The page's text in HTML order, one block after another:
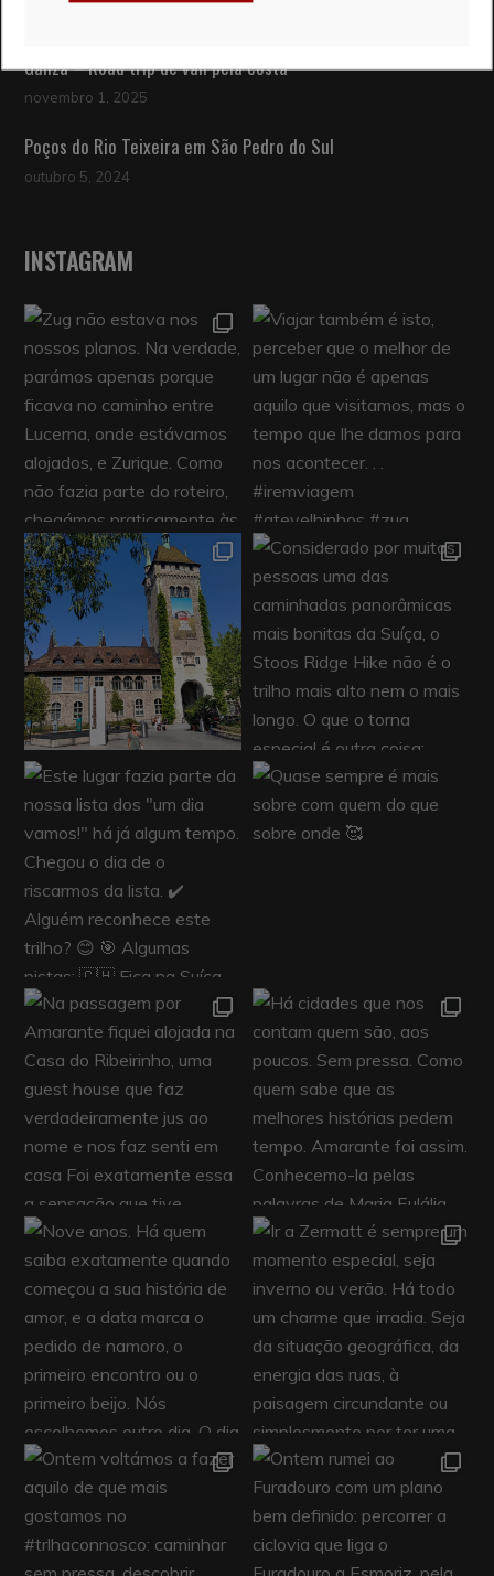
Galiza – Road trip de van pela costa
novembro 1, 2025
Poços do Rio Teixeira em São Pedro do Sul
outubro 5, 2024
INSTAGRAM